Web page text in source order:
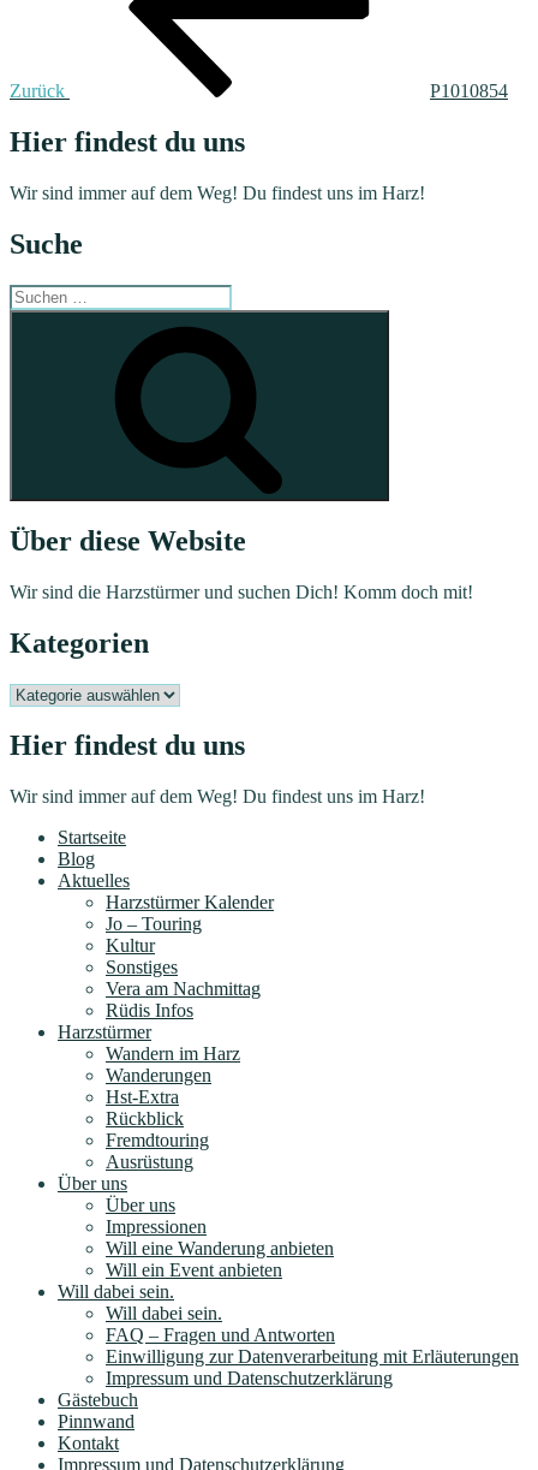
Zurück P1010854
Hier findest du uns
Wir sind immer auf dem Weg! Du findest uns im Harz!
Suche
Suchen
nach:
Über diese Website
Wir sind die Harzstürmer und suchen Dich! Komm doch mit!
Kategorien
Kategorien
Hier findest du uns
Wir sind immer auf dem Weg! Du findest uns im Harz!
Startseite
Blog
Aktuelles
Harzstürmer Kalender
Jo – Touring
Kultur
Sonstiges
Vera am Nachmittag
Rüdis Infos
Harzstürmer
Wandern im Harz
Wanderungen
Hst-Extra
Rückblick
Fremdtouring
Ausrüstung
Über uns
Über uns
Impressionen
Will eine Wanderung anbieten
Will ein Event anbieten
Will dabei sein.
Will dabei sein.
FAQ – Fragen und Antworten
Einwilligung zur Datenverarbeitung mit Erläuterungen
Impressum und Datenschutzerklärung
Gästebuch
Pinnwand
Kontakt
Impressum und Datenschutzerklärung